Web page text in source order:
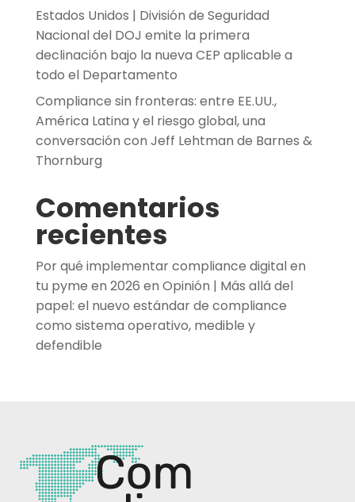
Estados Unidos | División de Seguridad
Nacional del DOJ emite la primera
declinación bajo la nueva CEP aplicable a
todo el Departamento
Compliance sin fronteras: entre EE.UU.,
América Latina y el riesgo global, una
conversación con Jeff Lehtman de Barnes &
Thornburg
Comentarios
recientes
Por qué implementar compliance digital en
tu pyme en 2026 en Opinión | Más allá del
papel: el nuevo estándar de compliance
como sistema operativo, medible y
defendible